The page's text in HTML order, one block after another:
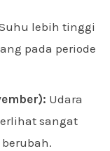
lebih tinggi
pada periode
Udara
sangat